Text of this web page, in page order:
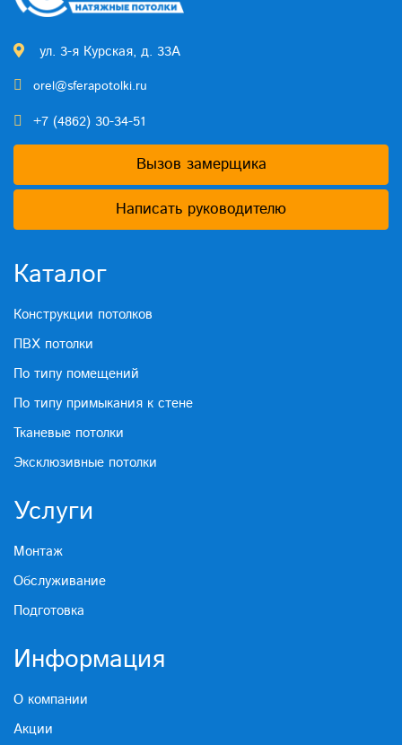
ул. 3-я Курская, д. 33А
orel@sferapotolki.ru
+7 (4862) 30-34-51
Вызов замерщика
Написать руководителю
Каталог
Конструкции потолков
ПВХ потолки
По типу помещений
По типу примыкания к стене
Тканевые потолки
Эксклюзивные потолки
Услуги
Монтаж
Обслуживание
Подготовка
Информация
О компании
Акции